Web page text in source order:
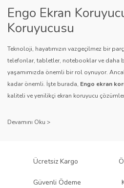
Engo Ekran
Koruyucusu
Teknoloji, hayatımızın vazgeçilmez bir
telefonlar, tabletler, notebooklar ve daha
yaşamımızda önemli bir rol oynuyor.
kadar önemli. İşte burada, Engo ekran
kaliteli ve yenilikçi ekran koruyucu
sağlıyor.
Engo ekran koruyucuları
, uzun yıllara
ürününü titiz bir kalite kontrol sürecinden
Ücretsiz Kargo
Güvenli Ödeme